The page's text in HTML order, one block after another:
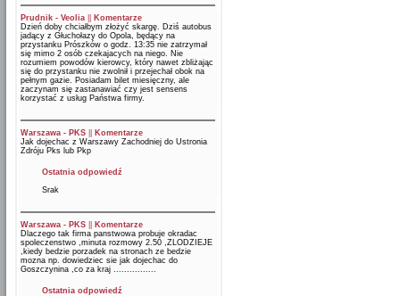
Prudnik - Veolia
Komentarze
Dzień doby chciałbym złożyć skargę. Dziś autobus
jadący z Głuchołazy do Opola, będący na
przystanku Prószków o godz. 13:35 nie zatrzymał
się mimo 2 osób czekajacych na niego. Nie
rozumiem powodów kierowcy, który nawet zbliżając
się do przystanku nie zwolnił i przejechał obok na
pełnym gazie. Posiadam bilet miesięczny, ale
zaczynam się zastanawiać czy jest sensens
korzystać z usług Państwa firmy.
Warszawa - PKS
Komentarze
Jak dojechac z Warszawy Zachodniej do Ustronia
Zdróju Pks lub Pkp
Ostatnia odpowiedź
Srak
Warszawa - PKS
Komentarze
Dlaczego tak firma panstwowa probuje okradac
spoleczenstwo ,minuta rozmowy 2.50 ,ZLODZIEJE
,kiedy bedzie porzadek na stronach ze bedzie
mozna np. dowiedziec sie jak dojechac do
Goszczynina ,co za kraj ................
Ostatnia odpowiedź